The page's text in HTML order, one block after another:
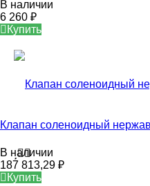
В наличии
6 260 ₽
Купить
Клапан соленоидный
В наличии
187 813,29 ₽
Купить